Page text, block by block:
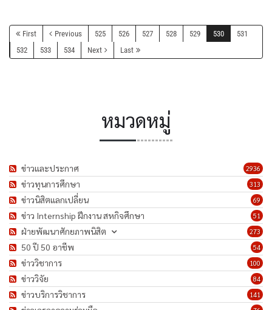
First Previous 525 526 527 528 529 530
531
532
533 534 Next Last
หมวดหมู่
2936
ข่าวและประกาศ
313
ข่าวทุนการศึกษา
69
ข่าวนิสิตแลกเปลี่ยน
51
ข่าว Internship ฝึกงาน สหกิจศึกษา
273
ฝ่ายพัฒนาศักยภาพนิสิต
54
50 ปี 50 อาชีพ
100
ข่าววิชาการ
84
ข่าววิจัย
141
ข่าวบริการวิชาการ